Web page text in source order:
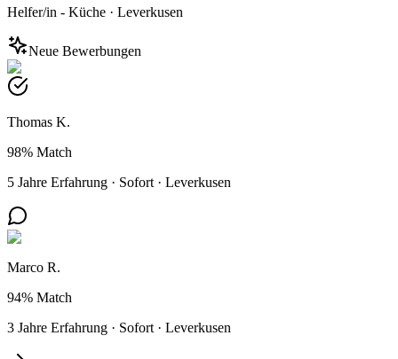
Helfer/in - Küche · Leverkusen
Neue Bewerbungen
Thomas K.
98% Match
5 Jahre Erfahrung · Sofort · Leverkusen
Marco R.
94% Match
3 Jahre Erfahrung · Sofort · Leverkusen